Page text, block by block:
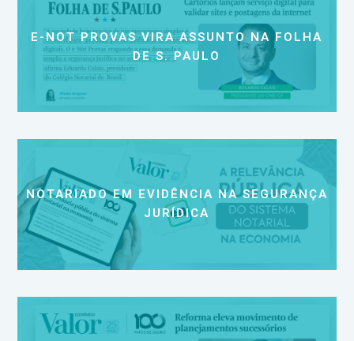
E-NOT PROVAS VIRA ASSUNTO NA FOLHA
DE S. PAULO
NOTARIADO EM EVIDÊNCIA NA SEGURANÇA
JURÍDICA